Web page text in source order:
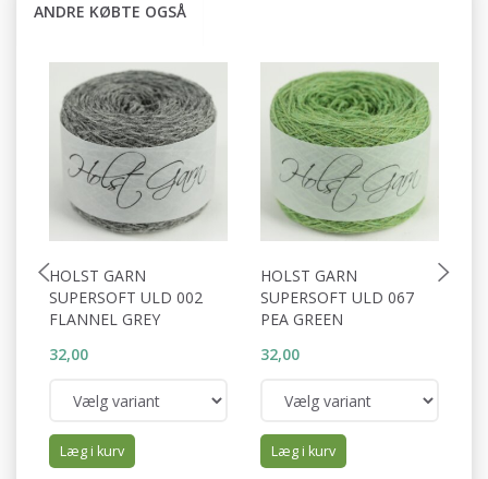
ANDRE KØBTE OGSÅ
HOLST GARN
SUPERSOFT ULD 002
FLANNEL GREY
32,00
Læg i kurv
HOLST GARN
SUPERSOFT ULD 067
PEA GREEN
32,00
Læg i kurv